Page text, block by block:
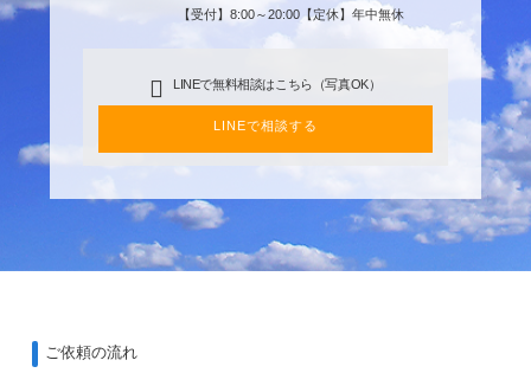
【受付】8:00～20:00【定休】年中無休
LINEで無料相談はこちら（写真OK）
LINEで相談する
ご依頼の流れ